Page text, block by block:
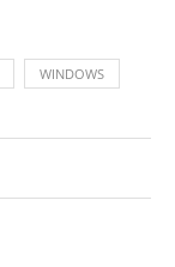
WINDOWS